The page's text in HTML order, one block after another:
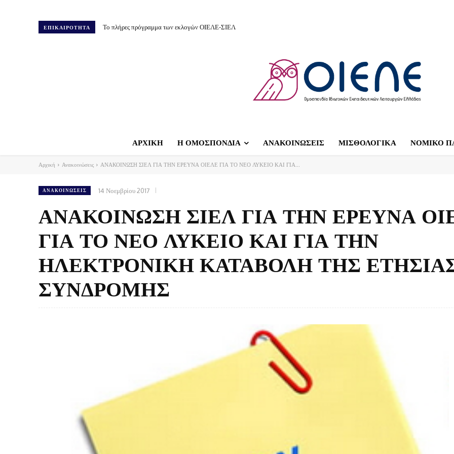
ΕΠΙΚΑΙΡΟΤΗΤΑ Το πλήρες πρόγραμμα των εκλογών ΟΙΕΛΕ-ΣΙΕΛ
ΑΡΧΙΚΗ Η ΟΜΟΣΠΟΝΔΙΑ ΑΝΑΚΟΙΝΩΣΕΙΣ ΜΙΣΘΟΛΟΓΙΚΑ ΝΟΜΙΚΟ
Αρχική Ανακοινώσεις ΑΝΑΚΟΙΝΩΣΗ ΣΙΕΛ ΓΙΑ ΤΗΝ ΕΡΕΥΝΑ ΟΙΕΛΕ ΓΙΑ ΤΟ ΝΕΟ ΛΥΚΕΙΟ ΚΑΙ ΓΙΑ...
ΑΝΑΚΟΙΝΏΣΕΙΣ 14 Νοεμβρίου 2017
ΑΝΑΚΟΙΝΩΣΗ ΣΙΕΛ ΓΙΑ ΤΗΝ ΕΡΕΥΝΑ
ΓΙΑ ΤΟ ΝΕΟ ΛΥΚΕΙΟ ΚΑΙ ΓΙΑ ΤΗΝ
ΗΛΕΚΤΡΟΝΙΚΗ ΚΑΤΑΒΟΛΗ ΤΗΣ
ΣΥΝΔΡΟΜΗΣ